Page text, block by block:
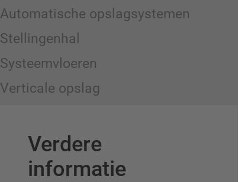
Automatische opslagsystemen
Stellingenhal
Systeemvloeren
Verticale opslag
Verdere
informatie